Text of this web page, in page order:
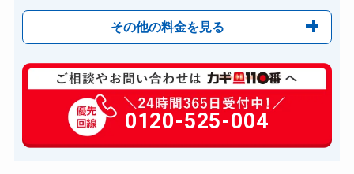
その他の料金を見る
玄関カギ修理 6,600円～(税込)
玄関カギ作成 14,300円～(税込)
玄関カギ交換 14,300円～(税込)
0120-525-004